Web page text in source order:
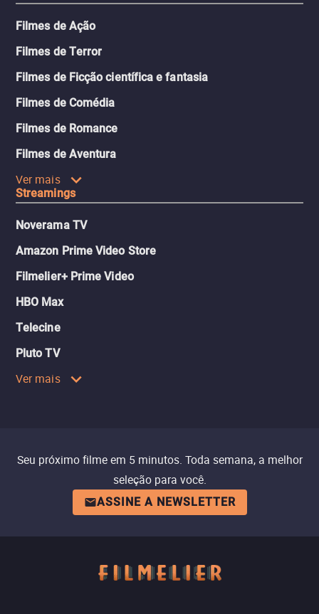
Filmes de Ação
Filmes de Terror
Filmes de Ficção científica e fantasia
Filmes de Comédia
Filmes de Romance
Filmes de Aventura
Ver mais
Streamings
Noverama TV
Amazon Prime Video Store
Filmelier+ Prime Video
HBO Max
Telecine
Pluto TV
Ver mais
Seu próximo filme em 5 minutos. Toda semana, a melhor
seleção para você.
ASSINE A NEWSLETTER